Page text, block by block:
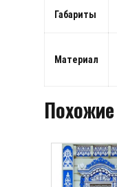
Габариты
Материал